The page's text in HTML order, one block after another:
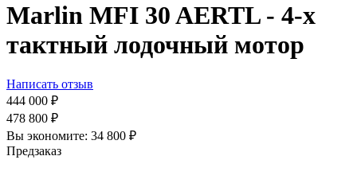
Marlin MFI 30 AERTL - 4-х
тактный лодочный мотор
Написать отзыв
444 000 ₽
478 800 ₽
Вы экономите: 34 800 ₽
Предзаказ